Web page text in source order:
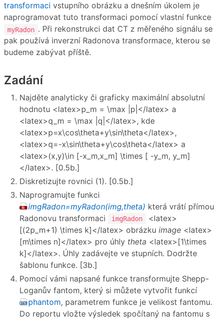
transformaci vstupního obrázku a dnešním úkolem je
naprogramovat tuto transformaci pomocí vlastní funkce
myRadon . Při rekonstrukci dat CT z měřeného signálu se
pak používá inverzní Radonova transformace, kterou se
budeme zabývat příště.
Zadání
Najděte analyticky či graficky maximální absolutní
hodnotu <latex>p_m = \max |p|</latex> a
<latex>q_m = \max |q|</latex>, kde
<latex>p=x\cos\theta+y\sin\theta</latex>,
<latex>q=-x\sin\theta+y\cos\theta</latex> a
<latex>(x,y)\in [-x_m,x_m] \times [ -y_m, y_m]
</latex>. [0.5b.]
Diskretizujte rovnici (1). [0.5b.]
Naprogramujte funkci
imgRadon=myRadon(img,theta) která vrátí přímou
Radonovu transformaci
imgRadon
<latex>
[(2p_m+1) \times k]</latex> obrázku image <latex>
[m\times n]</latex> pro úhly theta <latex>[1\times
k]</latex>. Úhly zadávejte ve stupních. Dodržte
šablonu funkce. [3b.]
Pomocí vámi napsané funkce transformujte Shepp-
Loganův fantom, který si můžete vytvořit funkcí
phantom, parametrem funkce je velikost fantomu.
Do reportu vložte výsledek spočítaný na fantomu s